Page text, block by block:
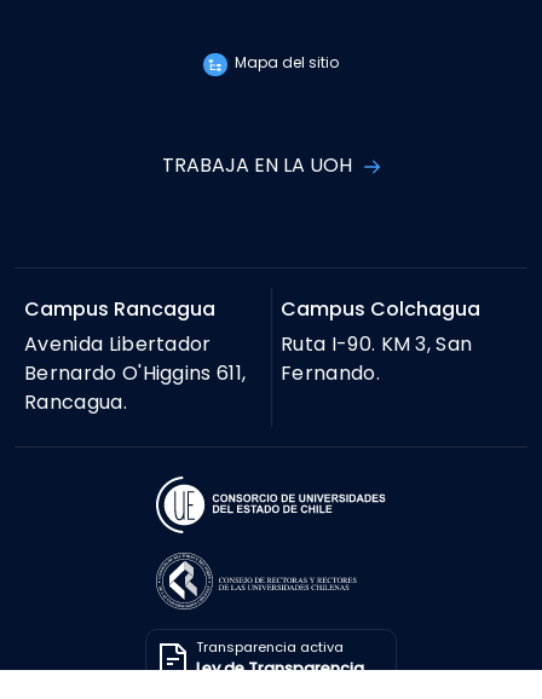
Mapa del sitio
TRABAJA EN LA UOH
Campus Rancagua
Avenida Libertador
Bernardo O'Higgins 611,
Rancagua.
Campus Colchagua
Ruta I-90. KM 3, San
Fernando.
Transparencia activa
Ley de Transparencia